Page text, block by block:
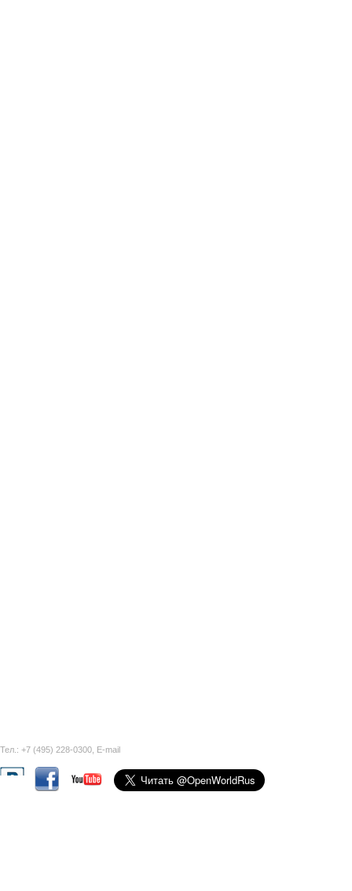
Тел.: +7 (495) 228-0300, E-mail